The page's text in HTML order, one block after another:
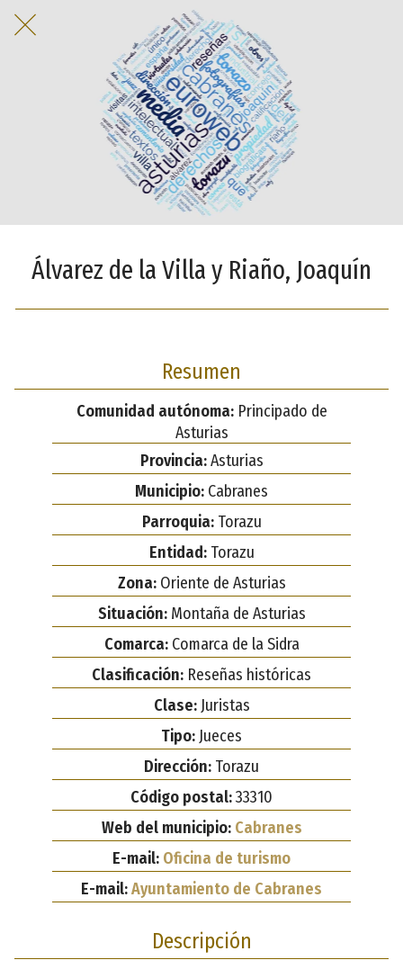
Álvarez de la Villa y Riaño, Joaquín
Resumen
Comunidad autónoma:Principado de
Asturias
Provincia:Asturias
Municipio: Cabranes
Parroquia:Torazu
Entidad:Torazu
Zona:Oriente de Asturias
Situación:Montaña de Asturias
Comarca:Comarca de la Sidra
Clasificación: Reseñas históricas
Clase:Juristas
Tipo: Jueces
Dirección: Torazu
Código postal:33310
Web del municipio: Cabranes
E-mail: Oficina de turismo
E-mail:Ayuntamiento de Cabranes
Descripción